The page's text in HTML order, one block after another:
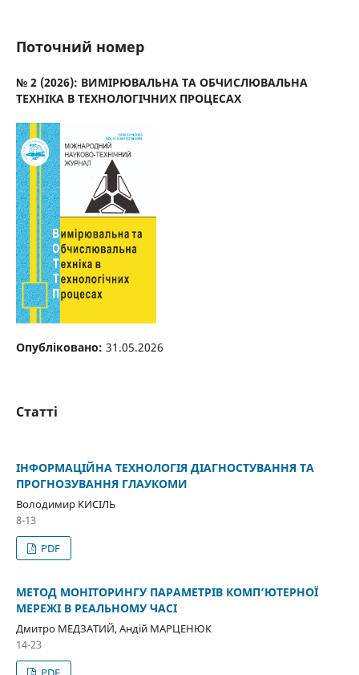
Поточний номер
№ 2 (2026): ВИМІРЮВАЛЬНА ТА ОБЧИСЛЮВАЛЬНА
ТЕХНІКА В ТЕХНОЛОГІЧНИХ ПРОЦЕСАХ
Опубліковано: 31.05.2026
Статті
ІНФОРМАЦІЙНА ТЕХНОЛОГІЯ ДІАГНОСТУВАННЯ ТА
ПРОГНОЗУВАННЯ ГЛАУКОМИ
Володимир КИСІЛЬ
8-13
PDF
МЕТОД МОНІТОРИНГУ ПАРАМЕТРІВ КОМП’ЮТЕРНОЇ
МЕРЕЖІ В РЕАЛЬНОМУ ЧАСІ
Дмитро МЕДЗАТИЙ, Андій МАРЦЕНЮК
14-23